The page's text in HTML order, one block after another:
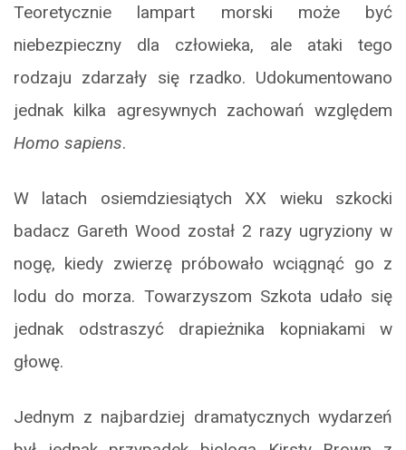
Teoretycznie lampart morski może być
niebezpieczny dla człowieka, ale ataki tego
rodzaju zdarzały się rzadko. Udokumentowano
jednak kilka agresywnych zachowań względem
Homo sapiens.
W latach osiemdziesiątych XX wieku szkocki
badacz Gareth Wood został 2 razy ugryziony w
nogę, kiedy zwierzę próbowało wciągnąć go z
lodu do morza. Towarzyszom Szkota udało się
jednak odstraszyć drapieżnika kopniakami w
głowę.
Jednym z najbardziej dramatycznych wydarzeń